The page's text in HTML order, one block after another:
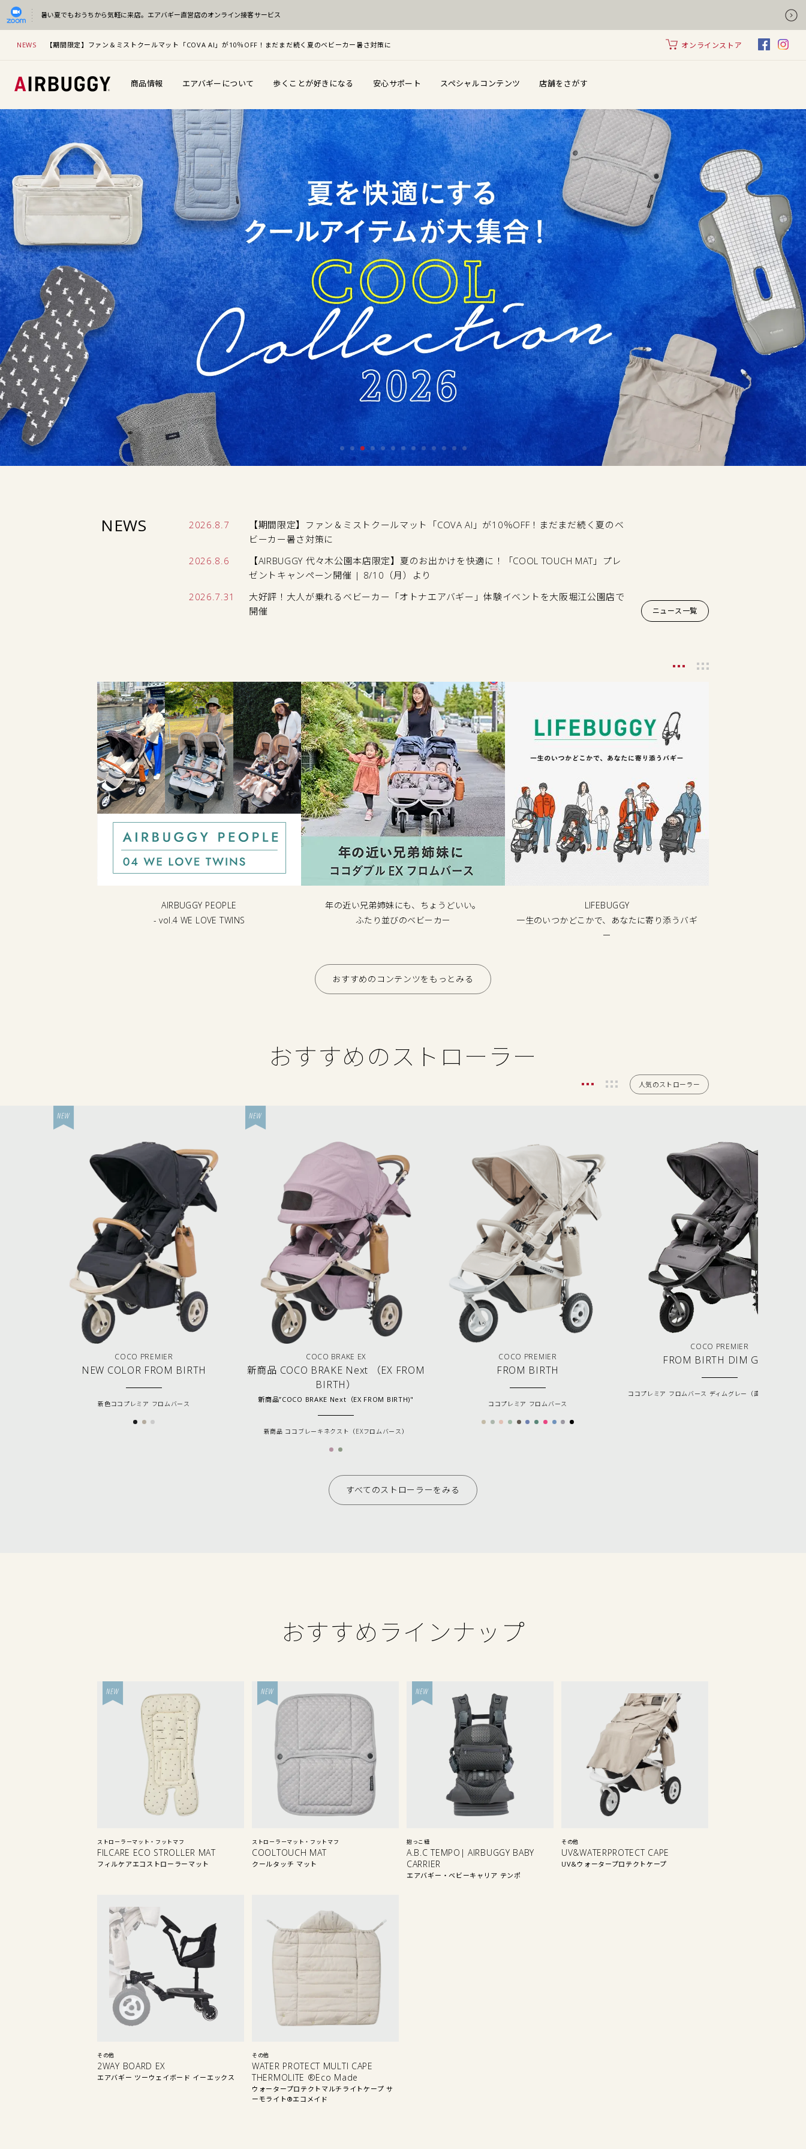
暑い夏でもおうちから気軽に来店。 エアバギー直営店のオンライン接客サービス
NEWS 【期間限定】ファン＆ミストクールマット「COVA AI」が10％OFF！まだまだ続く夏のベビーカー暑さ対策に オンラインストア
商品情報 エアバギーについて 歩くことが好きになる 安心サポート スペシャルコンテンツ 店舗をさがす
NEWS 2026.8.7
【期間限定】ファン＆ミストクールマット「COVA AI」が10％OFF！まだまだ続く夏のベ
ビーカー暑さ対策に
2026.8.6
【AIRBUGGY 代々木公園本店限定】夏のお出かけを快適に！「COOL TOUCH MAT」プレ
ゼントキャンペーン開催 | 8/10（月）より
2026.7.31
大好評！大人が乗れるベビーカー「オトナエアバギー」体験イベントを大阪堀江公園店で
開催
ニュース一覧
AIRBUGGY PEOPLE
- vol.4 WE LOVE TWINS
年の近い兄弟姉妹にも、ちょうどいい。
ふたり並びのベビーカー
LIFEBUGGY
一生のいつかどこかで、あなたに寄り添うバギ
ー
おすすめのコンテンツをもっとみる
おすすめのストローラー
人気のストローラー
COCO PREMIER
NEW COLOR FROM BIRTH
新色ココプレミア フロムバース
COCO BRAKE EX
新商品 COCO BRAKE Next （EX FROM
BIRTH）
新商品”COCO BRAKE Next（EX FROM BIRTH)"
新商品 ココブレーキネクスト（EXフロムバース）
COCO PREMIER
FROM BIRTH
ココプレミア フロムバース
COCO PREMIER
FROM BIRTH DIM GREY
ココプレミア フロムバース ディムグレー（直営店限定カラ
すべてのストローラーをみる
おすすめラインナップ
ストローラーマット・フットマフ
FILCARE ECO STROLLER MAT
フィルケアエコストローラーマット
ストローラーマット・フットマフ
COOLTOUCH MAT
クールタッチ マット
抱っこ紐
A.B.C TEMPO| AIRBUGGY BABY
CARRIER
エアバギー・ベビーキャリア テンポ
その他
UV&WATERPROTECT CAPE
UV&ウォータープロテクトケープ
その他
2WAY BOARD EX
エアバギー ツーウェイボード イーエックス
その他
WATER PROTECT MULTI CAPE
THERMOLITE ®Eco Made
ウォータープロテクトマルチライトケープ サ
ーモライト®エコメイド